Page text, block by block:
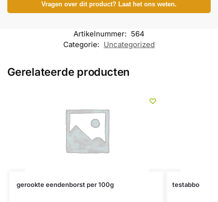
Vragen over dit product? Laat het ons weten.
Artikelnummer: 564
Categorie: Uncategorized
Gerelateerde producten
gerookte eendenborst per 100g testabbo